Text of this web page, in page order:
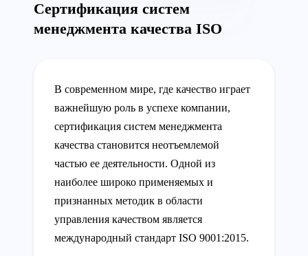
Сертификация систем
менеджмента качества ISO
В современном мире, где качество играет
важнейшую роль в успехе компании,
сертификация систем менеджмента
качества становится неотъемлемой
частью ее деятельности. Одной из
наиболее широко применяемых и
признанных методик в области
управления качеством является
международный стандарт ISO 9001:2015.